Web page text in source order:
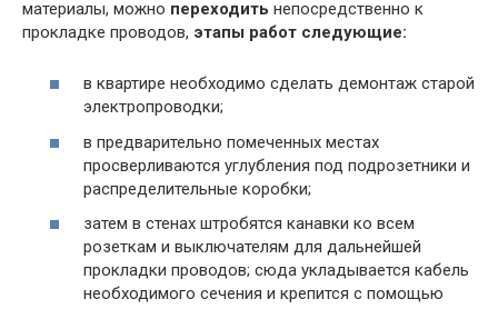
материалы, можно переходить непосредственно к
прокладке проводов, этапы работ следующие:
в квартире необходимо сделать демонтаж старой
электропроводки;
в предварительно помеченных местах
просверливаются углубления под подрозетники и
распределительные коробки;
затем в стенах штробятся канавки ко всем
розеткам и выключателям для дальнейшей
прокладки проводов; сюда укладывается кабель
необходимого сечения и крепится с помощью